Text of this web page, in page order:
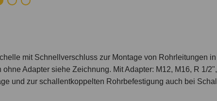
mit Schnellverschluss zur Montage von Rohrleitungen
Adapter siehe Zeichnung. Mit Adapter: M12, M16, R 1/2
und zur schallentkoppelten Rohrbefestigung auch bei